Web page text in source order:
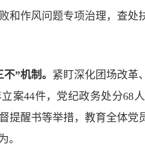
和作风问题专项治理，查处
”机制。
紧盯深化团场改革
案44件，党纪政务处分68
提醒书等举措，教育全体
。